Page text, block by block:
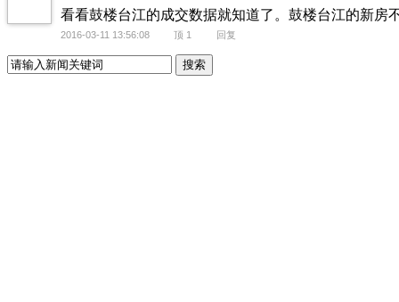
看看鼓楼台江的成交数据就知道了。鼓楼台江的新房
2016-03-11 13:56:08 顶 1 回复